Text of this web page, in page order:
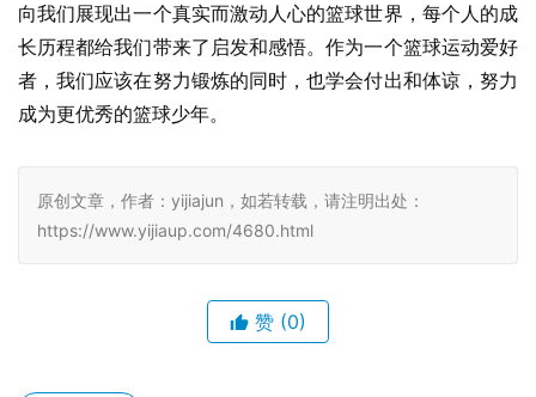
向我们展现出一个真实而激动人心的篮球世界，每个人的成
长历程都给我们带来了启发和感悟。作为一个篮球运动爱好
者，我们应该在努力锻炼的同时，也学会付出和体谅，努力
成为更优秀的篮球少年。
原创文章，作者：yijiajun，如若转载，请注明出处：
https://www.yijiaup.com/4680.html
赞 (0)